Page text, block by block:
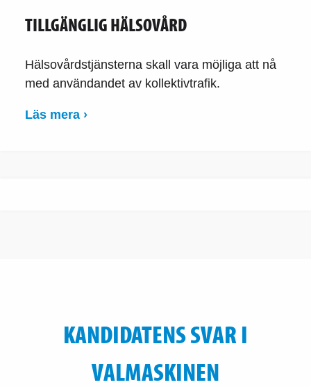
TILLGÄNGLIG HÄLSOVÅRD
Hälsovårdstjänsterna skall vara möjliga att nå
med användandet av kollektivtrafik.
Läs mera ›
KANDIDATENS SVAR I
VALMASKINEN